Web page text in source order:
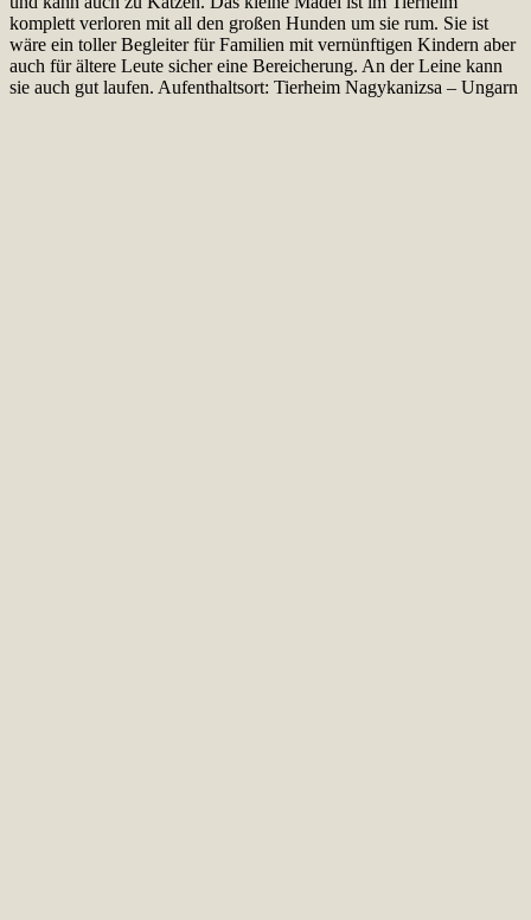
komplett verloren mit all den großen Hunden um sie rum. Sie ist
wäre ein toller Begleiter für Familien mit vernünftigen Kindern aber
auch für ältere Leute sicher eine Bereicherung. An der Leine kann
sie auch gut laufen. Aufenthaltsort: Tierheim Nagykanizsa – Ungarn